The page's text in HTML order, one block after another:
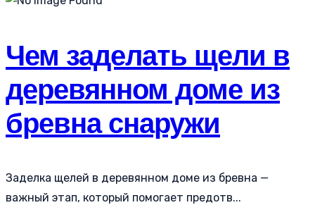
Чем заделать щели в
деревянном доме из
бревна снаружи
Заделка щелей в деревянном доме из бревна —
важный этап, который помогает предотв...